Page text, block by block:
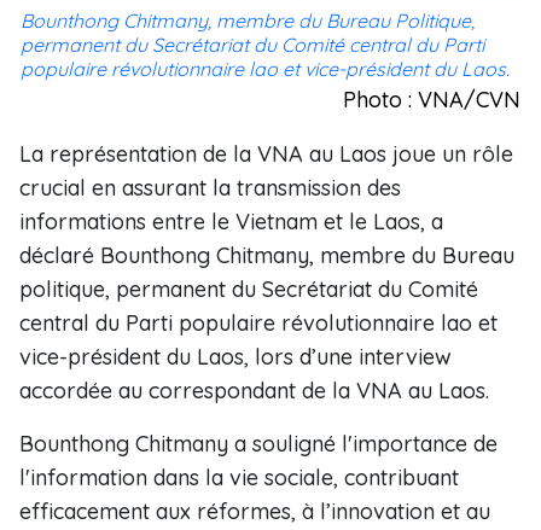
Bounthong Chitmany, membre du Bureau Politique,
permanent du Secrétariat du Comité central du Parti
populaire révolutionnaire lao et vice-président du Laos.
Photo : VNA/CVN
La représentation de la VNA au Laos joue un rôle
crucial en assurant la transmission des
informations entre le Vietnam et le Laos, a
déclaré Bounthong Chitmany, membre du Bureau
politique, permanent du Secrétariat du Comité
central du Parti populaire révolutionnaire lao et
vice-président du Laos, lors d’une interview
accordée au correspondant de la VNA au Laos.
Bounthong Chitmany a souligné l'importance de
l'information dans la vie sociale, contribuant
efficacement aux réformes, à l’innovation et au